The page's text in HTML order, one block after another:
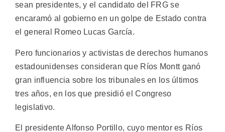
sean presidentes, y el candidato del FRG se
encaramó al gobierno en un golpe de Estado contra
el general Romeo Lucas García.
Pero funcionarios y activistas de derechos humanos
estadounidenses consideran que Ríos Montt ganó
gran influencia sobre los tribunales en los últimos
tres años, en los que presidió el Congreso
legislativo.
El presidente Alfonso Portillo, cuyo mentor es Ríos